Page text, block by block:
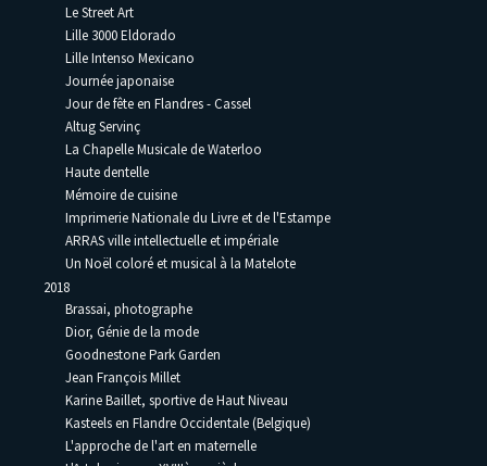
Le Street Art
Lille 3000 Eldorado
Lille Intenso Mexicano
Journée japonaise
Jour de fête en Flandres - Cassel
Altug Servinç
La Chapelle Musicale de Waterloo
Haute dentelle
Mémoire de cuisine
Imprimerie Nationale du Livre et de l'Estampe
ARRAS ville intellectuelle et impériale
Un Noël coloré et musical à la Matelote
2018
Brassai, photographe
Dior, Génie de la mode
Goodnestone Park Garden
Jean François Millet
Karine Baillet, sportive de Haut Niveau
Kasteels en Flandre Occidentale (Belgique)
L'approche de l'art en maternelle